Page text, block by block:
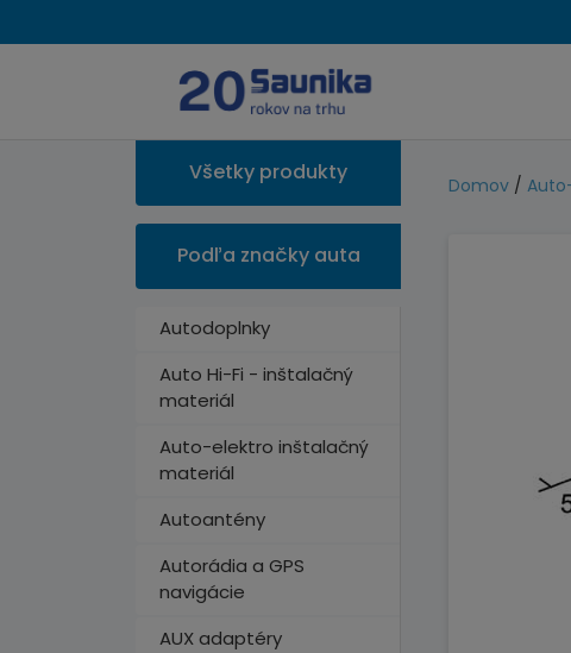
Všetky produkty
Podľa značky auta
Autodoplnky
Auto Hi-Fi - inštalačný
materiál
Auto-elektro inštalačný
materiál
Autoantény
Autorádia a GPS
navigácie
AUX adaptéry
Domov /